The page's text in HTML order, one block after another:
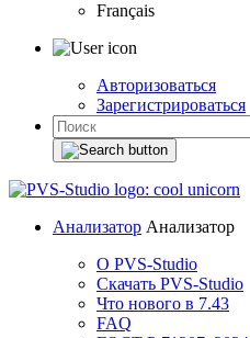
Français
Авторизоваться
Зарегистрироваться
Анализатор Анализатор
О PVS-Studio
Скачать PVS-Studio
Что нового в 7.43
FAQ